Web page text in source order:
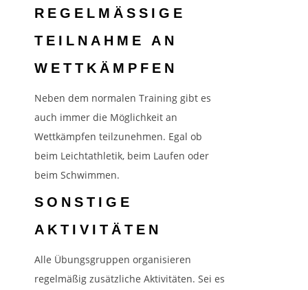
REGELMÄSSIGE T
EILNAHME AN W
ETTKÄMPFEN
Neben dem normalen Training gibt es
auch immer die Möglichkeit an
Wettkämpfen teilzunehmen. Egal ob
beim Leichtathletik, beim Laufen oder
beim Schwimmen.
SONSTIGE
AKTIVITÄTEN
Alle Übungsgruppen organisieren
regelmäßig zusätzliche Aktivitäten. Sei es